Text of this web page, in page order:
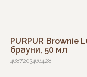
PURPUR Brownie
брауни, 50 мл
4687203466428